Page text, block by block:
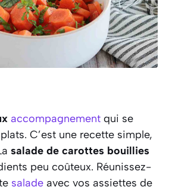
accompagnement qui se
C’est une recette simple,
salade de carottes bouillies
peu coûteux. Réunissez-
salade avec vos assiettes de